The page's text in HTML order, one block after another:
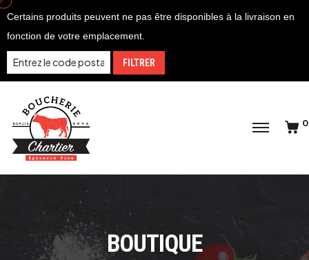
Certains produits peuvent ne pas être disponibles à la livraison en
fonction de votre emplacement.
FILTRER
0
BOUTIQUE